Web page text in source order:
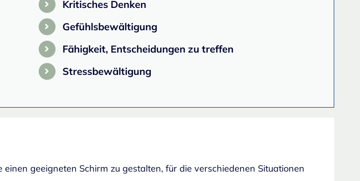
Kritisches Denken
Gefühlsbewältigung
Fähigkeit, Entscheidungen zu treffen
Stressbewältigung
geeigneten Schirm zu gestalten, für die verschiedenen Situationen